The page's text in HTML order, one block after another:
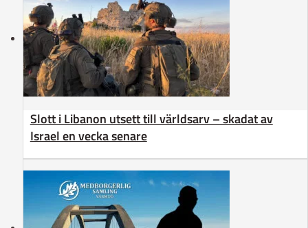
Slott i Libanon utsett till världsarv – skadat av
Israel en vecka senare